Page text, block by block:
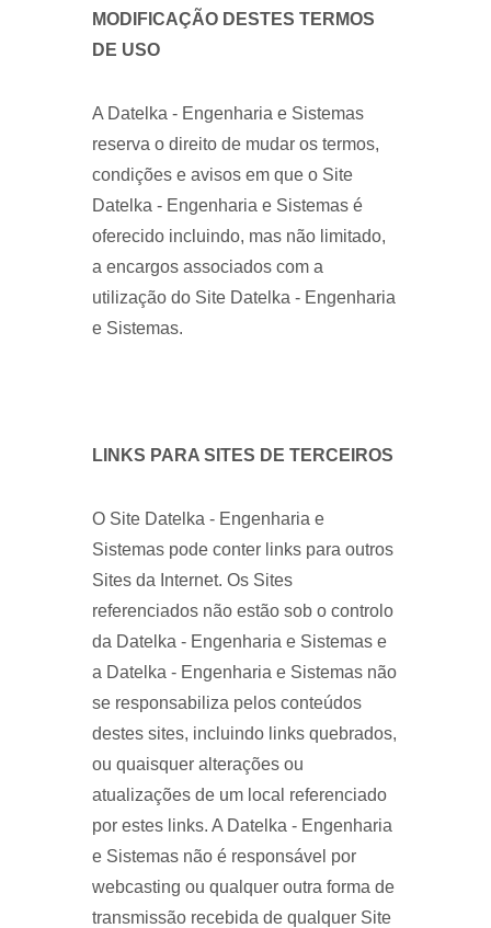
MODIFICAÇÃO DESTES TERMOS
DE USO
A Datelka - Engenharia e Sistemas
reserva o direito de mudar os termos,
condições e avisos em que o Site
Datelka - Engenharia e Sistemas é
oferecido incluindo, mas não limitado,
a encargos associados com a
utilização do Site Datelka - Engenharia
e Sistemas.
LINKS PARA SITES DE TERCEIROS
O Site Datelka - Engenharia e
Sistemas pode conter links para outros
Sites da Internet. Os Sites
referenciados não estão sob o controlo
da Datelka - Engenharia e Sistemas e
a Datelka - Engenharia e Sistemas não
se responsabiliza pelos conteúdos
destes sites, incluindo links quebrados,
ou quaisquer alterações ou
atualizações de um local referenciado
por estes links. A Datelka - Engenharia
e Sistemas não é responsável por
webcasting ou qualquer outra forma de
transmissão recebida de qualquer Site